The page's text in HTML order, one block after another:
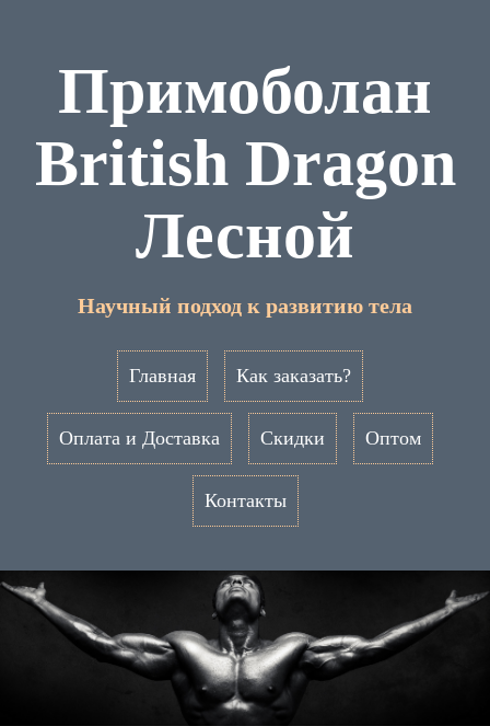
Примоболан
British Dragon
Лесной
Научный подход к развитию тела
Главная Как заказать?
Оплата и Доставка Скидки Оптом
Контакты